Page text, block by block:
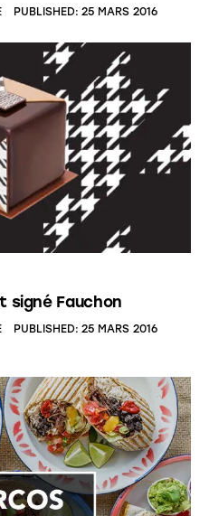
PUBLISHED: 25 MARS 2016
signé Fauchon
PUBLISHED: 25 MARS 2016